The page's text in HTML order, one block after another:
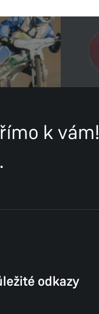
k vám!
odkazy